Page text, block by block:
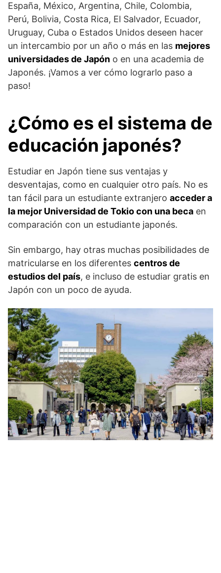
España, México, Argentina, Chile, Colombia,
Perú, Bolivia, Costa Rica, El Salvador, Ecuador,
Uruguay, Cuba o Estados Unidos deseen hacer
un intercambio por un año o más en las mejores
universidades de Japón o en una academia de
Japonés. ¡Vamos a ver cómo lograrlo paso a
paso!
¿Cómo es el sistema de
educación japonés?
Estudiar en Japón tiene sus ventajas y
desventajas, como en cualquier otro país. No es
tan fácil para un estudiante extranjero acceder a
la mejor Universidad de Tokio con una beca en
comparación con un estudiante japonés.
Sin embargo, hay otras muchas posibilidades de
matricularse en los diferentes centros de
estudios del país, e incluso de estudiar gratis en
Japón con un poco de ayuda.